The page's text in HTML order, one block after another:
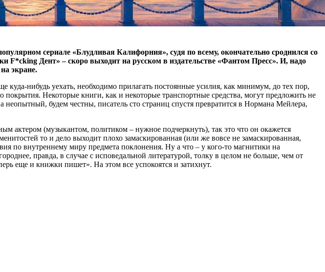
сериале «Блудливая Калифорния», судя по всему, окончательно сроднился со
F*cking Дент» – скоро выходит на русском в издательстве «Фантом Пресс». И, надо
экране.
нибудь уехать, необходимо прилагать постоянные усилия, как минимум, до тех пор,
покрытия. Некоторые книги, как и некоторые транспортные средства, могут предложить не
будем честны, писатель сто страниц спустя превратится в Нормана Мейлера,
актером (музыкантом, политиком – нужное подчеркнуть), так это что он окажется
то и дело выходит плохо замаскированная (или же вовсе не замаскированная,
по внутреннему миру предмета поклонения. Ну а что – у кого-то магнитики на
правда, в случае с исповедальной литературой, толку в целом не больше, чем от
еще и книжки пишет». На этом все успокоятся и затихнут.